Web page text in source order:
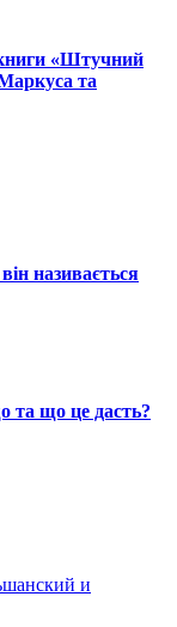
«Штучний
та
називається
та що це даcть?